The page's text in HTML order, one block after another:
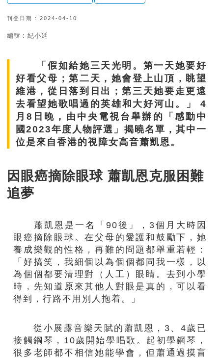
刊登日期 : 2024-04-10
編輯︰紀小廷
「假如給她三天光明。第一天她要好
好看父母；第二天，她會登上山頂，眺望
維港，從日落到日出；第三天她要走更遠
去看望她歌唱過的英雄和大好河山。」 4
月8日晚，由中央電視台舉辦的「感動中
國2023年度人物評選」揭曉名單，其中一
位是來自香港的視障女高音蕭凱恩。
因眼癌摘除眼球 蕭凱恩克服困難
追夢
蕭凱恩是一名「90後」，3個月大時因
眼癌摘除眼球。在父母的愛護和鼓勵下，她
養成樂觀的性格，再難的問題都舉重若輕：
「好搞笑，我細個以為個個都同我一樣，以
為個個都要清理對（人工）眼睛。去到小學
時，先知道原來其他人對眼是真的，可以看
得到，行路不用別人拖着。」
從小展露音樂天賦的蕭凱恩，3、4歲已
接觸鋼琴，10歲開始學唱歌。起初學鋼琴，
很多老師都不相信她能學會，但蕭通過摸盲